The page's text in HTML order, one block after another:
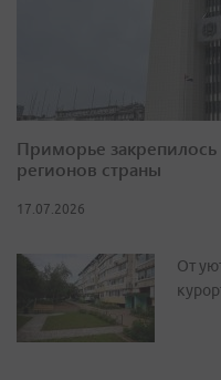
Приморье закрепилось
регионов страны
17.07.2026
От